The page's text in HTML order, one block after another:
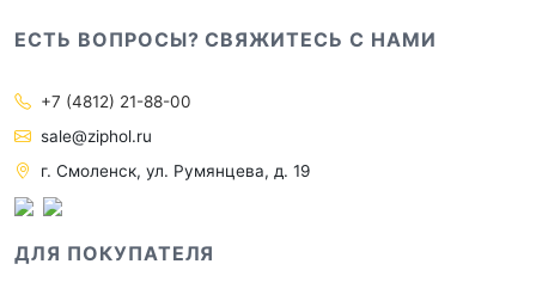
ЕСТЬ ВОПРОСЫ? СВЯЖИТЕСЬ С НАМИ
+7 (4812) 21-88-00
sale@ziphol.ru
г. Смоленск, ул. Румянцева, д. 19
ДЛЯ ПОКУПАТЕЛЯ